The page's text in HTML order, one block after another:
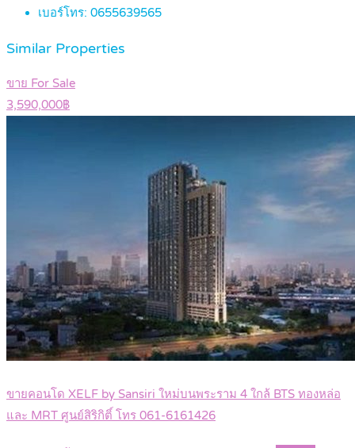
เบอร์โทร: 0655639565
Similar Properties
ขาย For Sale
3,590,000฿
ขายคอนโด XELF by Sansiri ใหม่บนพระราม 4 ใกล้ BTS ทองหล่อ
และ MRT ศูนย์สิริกิติ์ โทร 061-6161426